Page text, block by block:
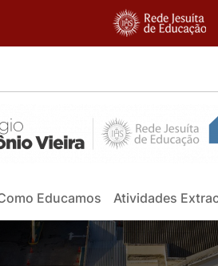
Educamos Atividades